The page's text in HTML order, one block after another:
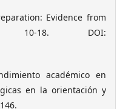
Evidence from
10-18. DOI:
académico en
en la orientación y